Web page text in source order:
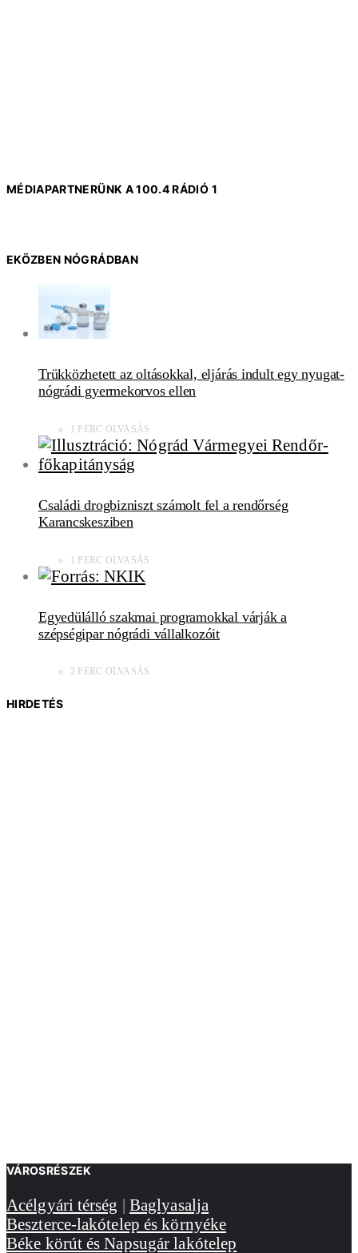
MÉDIAPARTNERÜNK A 100.4 RÁDIÓ 1
EKÖZBEN NÓGRÁDBAN
Trükközhetett az oltásokkal, eljárás indult egy nyugat-
nógrádi gyermekorvos ellen
1 PERC OLVASÁS
Családi drogbizniszt számolt fel a rendőrség
Karancskesziben
1 PERC OLVASÁS
Egyedülálló szakmai programokkal várják a
szépségipar nógrádi vállalkozóit
2 PERC OLVASÁS
HIRDETÉS
VÁROSRÉSZEK
Acélgyári térség | Baglyasalja
Beszterce-lakótelep és környéke
Béke körút és Napsugár lakótelep